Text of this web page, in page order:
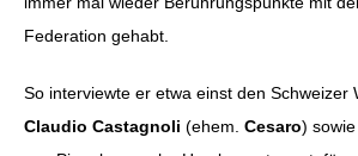
Federation gehabt.
So interviewte er etwa einst den Schweizer
Claudio Castagnoli (ehem. Cesaro) sowie